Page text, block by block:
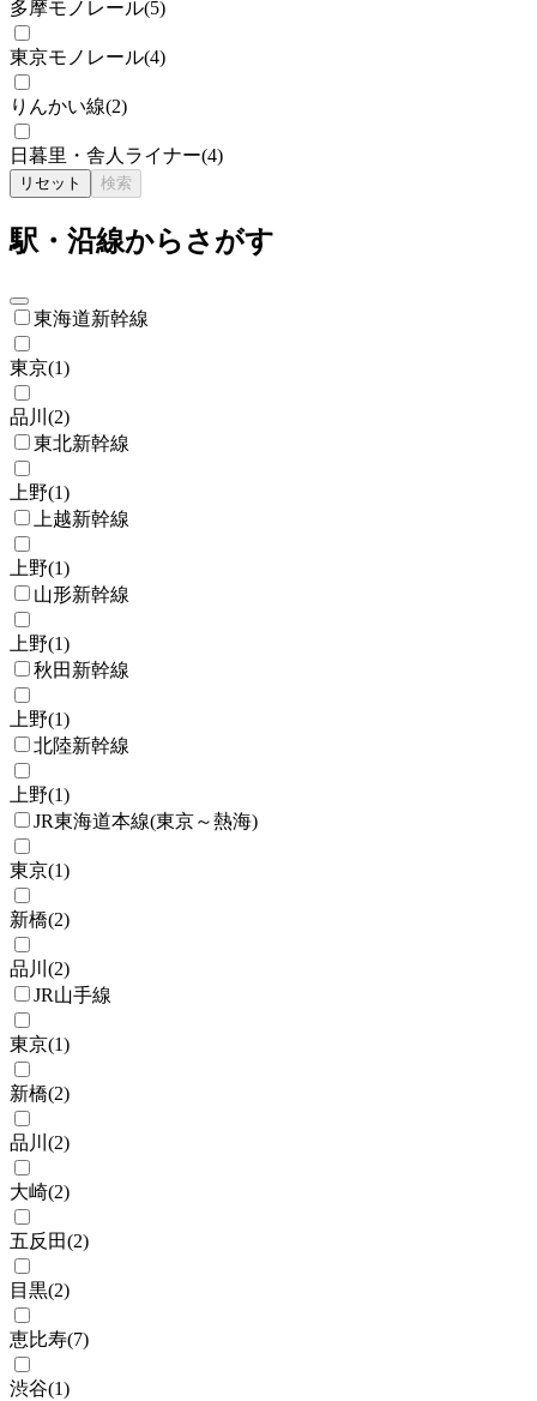
多摩モノレール(5)
東京モノレール(4)
りんかい線(2)
日暮里・舎人ライナー(4)
リセット 検索
駅・沿線からさがす
東海道新幹線
東京(1)
品川 (2)
東北新幹線
上野(1)
上越新幹線
上野(1)
山形新幹線
上野(1)
秋田新幹線
上野(1)
北陸新幹線
上野(1)
JR東海道本線(東京～熱海)
東京(1)
新橋(2)
品川 (2)
JR山手線
東京(1)
新橋(2)
品川 (2)
大崎(2)
五反田(2)
目黒(2)
恵比寿(7)
渋谷(1)